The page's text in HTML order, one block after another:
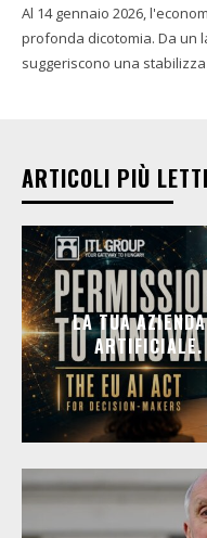
Al 14 gennaio 2026,
profonda dicotomia. Da un
suggeriscono una
ARTICOLI PIÙ LETTI
LA TUA
ARTIFICIALE.